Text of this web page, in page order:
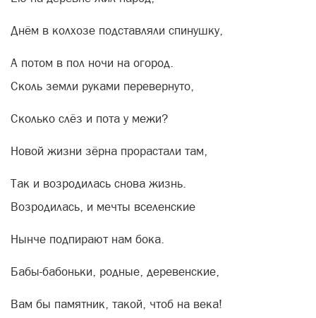
Днём в колхозе подставляли спинушку,
А потом в пол ночи на огород.
Сколь земли руками перевернуто,
Сколько слёз и пота у межи?
Новой жизни зёрна прорастали там,
Так и возродилась снова жизнь.
Возродилась, и мечты вселенские
Нынче подпирают нам бока.
Бабы-бабоньки, родные, деревенские,
Вам бы памятник, такой, чтоб на века!